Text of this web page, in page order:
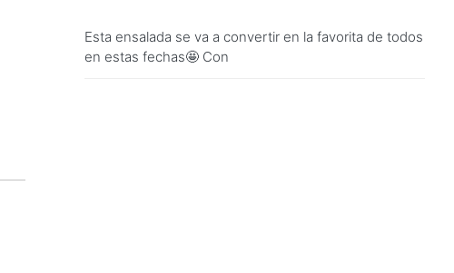
Esta ensalada se va a convertir en la favorita de todos
en estas fechas🤩 Con